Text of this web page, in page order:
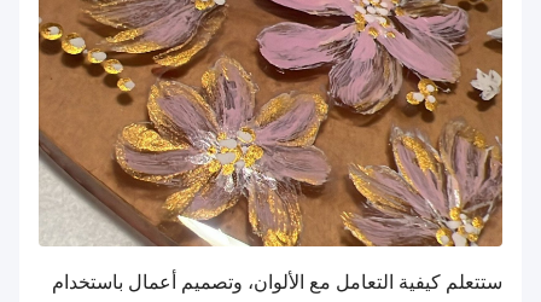
ستتعلم كيفية التعامل مع الألوان، وتصميم أعمال باستخدام